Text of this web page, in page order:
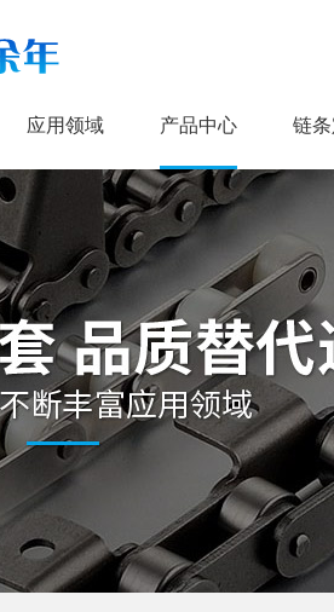
应用领域 产品中心 链